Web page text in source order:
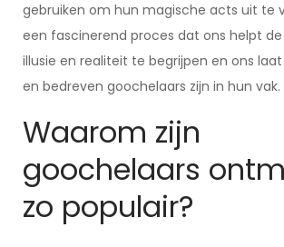
gebruiken om hun magische acts uit te
een fascinerend proces dat ons helpt
illusie en realiteit te begrijpen en ons
en bedreven goochelaars zijn in hun vak.
Waarom zijn
goochelaars
zo populair?